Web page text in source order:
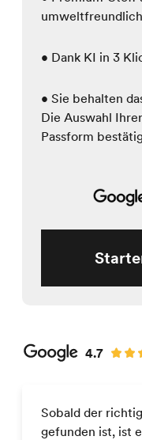
• Dank KI in 3
• Sie behalten
Die Auswahl
Passform
4.7
Sobald der
gefunden ist, ist